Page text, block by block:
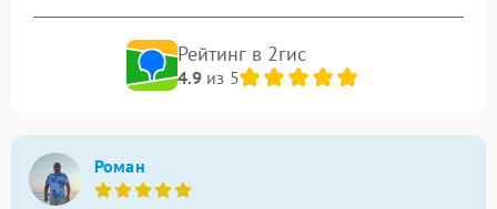
Рейтинг в 2гис
4.9из 5
Роман